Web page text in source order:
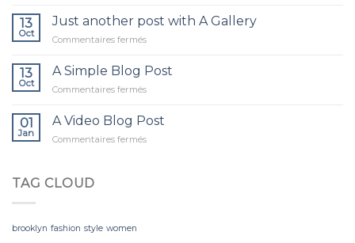
to
13
Oct
Just another post with A Gallery
Commentaires ferméssur
another
with
Gallery
13
Oct
A Simple Blog Post
Commentaires ferméssur
Simple
Post
01
Jan
A Video Blog Post
Commentaires ferméssur
TAG CLOUD
brooklyn fashion style women